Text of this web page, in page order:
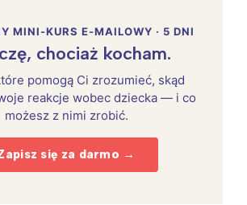
MINI-KURS E-MAILOWY · 5 DNI
chociaż kocham.
pomogą Ci zrozumieć, skąd
reakcje wobec dziecka — i co
możesz z nimi zrobić.
się za darmo →